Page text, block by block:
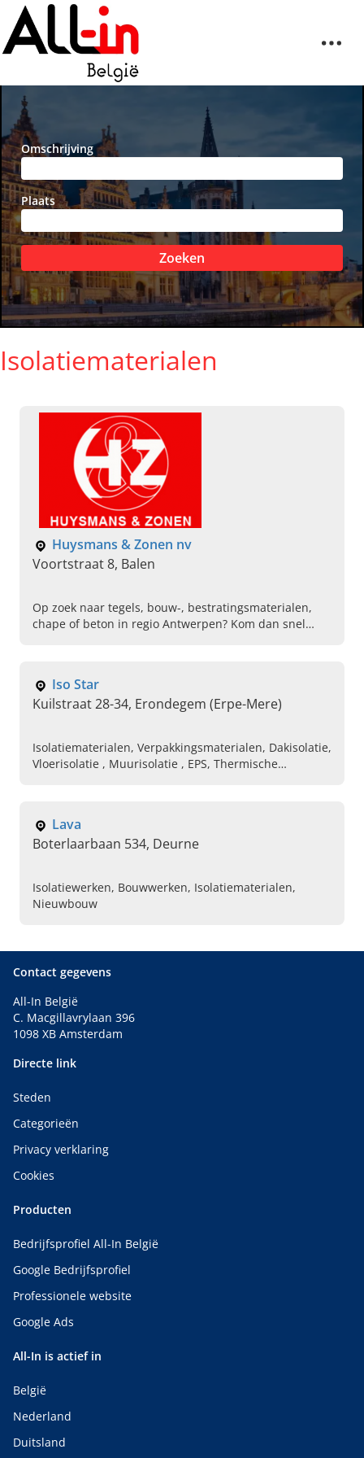
Omschrijving
Plaats
Zoeken
Isolatiematerialen
Huysmans & Zonen nv
Voortstraat 8, Balen
Op zoek naar tegels, bouw-, bestratingsmaterialen,
chape of beton in regio Antwerpen? Kom dan snel
Iso Star
Kuilstraat 28-34, Erondegem (Erpe-Mere)
Isolatiematerialen, Verpakkingsmaterialen, Dakisolatie,
Vloerisolatie , Muurisolatie , EPS, Thermische
Lava
Boterlaarbaan 534, Deurne
Isolatiewerken, Bouwwerken, Isolatiematerialen,
Nieuwbouw
Contact gegevens
All-In België
C. Macgillavrylaan 396
1098 XB Amsterdam
Directe link
Steden
Categorieën
Privacy verklaring
Cookies
Producten
Bedrijfsprofiel All-In België
Google Bedrijfsprofiel
Professionele website
Google Ads
All-In is actief in
België
Nederland
Duitsland